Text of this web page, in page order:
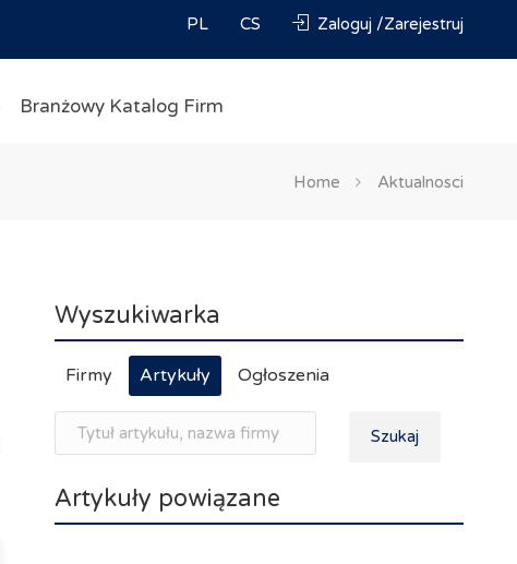
PL CS Zaloguj /Zarejestruj
Branżowy Katalog Firm
Home Aktualnosci
Wyszukiwarka
Firmy Artykuły Ogłoszenia
Szukaj
Artykuły powiązane